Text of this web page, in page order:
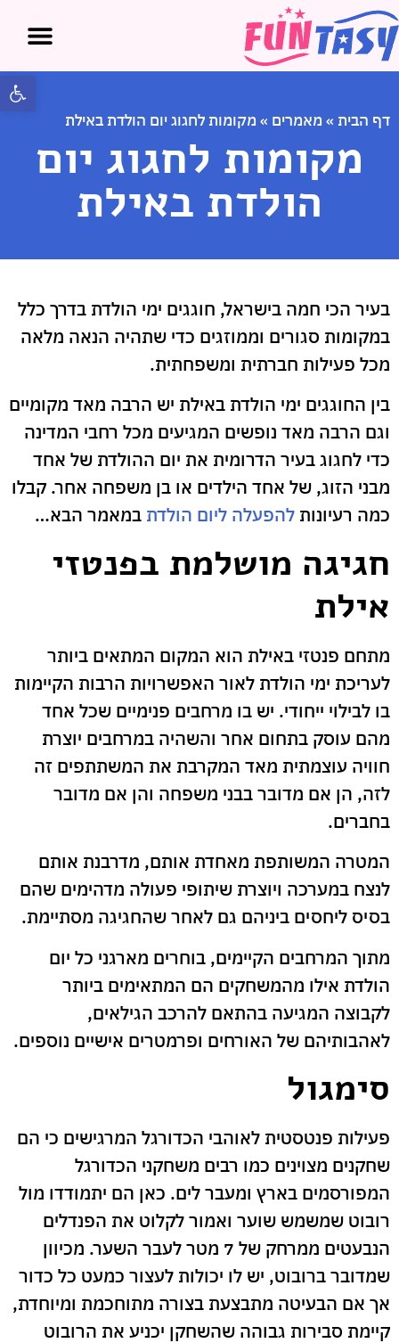
דף הבית » מאמרים » מקומות לחגוג יום הולדת באילת
מקומות לחגוג יום
הולדת באילת
בעיר הכי חמה בישראל, חוגגים ימי הולדת בדרך כלל
במקומות סגורים וממוזגים כדי שתהיה הנאה מלאה
מכל פעילות חברתית ומשפחתית.
בין החוגגים ימי הולדת באילת יש הרבה מאד מקומיים
וגם הרבה מאד נופשים המגיעים מכל רחבי המדינה
כדי לחגוג בעיר הדרומית את יום ההולדת של אחד
מבני הזוג, של אחד הילדים או בן משפחה אחר. קבלו
כמה רעיונות להפעלה ליום הולדת במאמר הבא…
חגיגה מושלמת בפנטזי
אילת
מתחם פנטזי באילת הוא המקום המתאים ביותר
לעריכת ימי הולדת לאור האפשרויות הרבות הקיימות
בו לבילוי ייחודי. יש בו מרחבים פנימיים שכל אחד
מהם עוסק בתחום אחר והשהיה במרחבים יוצרת
חוויה עוצמתית מאד המקרבת את המשתתפים זה
לזה, הן אם מדובר בבני משפחה והן אם מדובר
בחברים.
המטרה המשותפת מאחדת אותם, מדרבנת אותם
לנצח במערכה ויוצרת שיתופי פעולה מדהימים שהם
בסיס ליחסים ביניהם גם לאחר שהחגיגה מסתיימת.
מתוך המרחבים הקיימים, בוחרים מארגני כל יום
הולדת אילו מהמשחקים הם המתאימים ביותר
לקבוצה המגיעה בהתאם להרכב הגילאים,
לאהבותיהם של האורחים ופרמטרים אישיים נוספים.
סימגול
פעילות פנטסטית לאוהבי הכדורגל המרגישים כי הם
שחקנים מצוינים כמו רבים משחקני הכדורגל
המפורסמים בארץ ומעבר לים. כאן הם יתמודדו מול
רובוט שמשמש שוער ואמור לקלוט את הפנדלים
הנבעטים ממרחק של 7 מטר לעבר השער. מכיוון
שמדובר ברובוט, יש לו יכולות לעצור כמעט כל כדור
אך אם הבעיטה מתבצעת בצורה מתוחכמת ומיוחדת,
קיימת סבירות גבוהה שהשחקן יכניע את הרובוט